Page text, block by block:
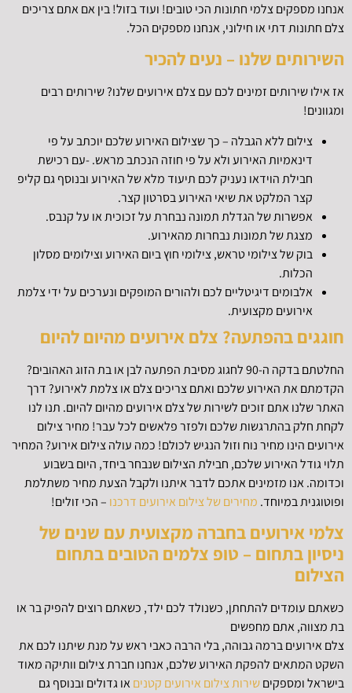
אנחנו מספקים צלמי חתונות הכי טובים! ועוד בזול! בין אם אתם צריכים
צלם חתונות דתי או חילוני, אנחנו מספקים הכל.
השירותים שלנו – נעים להכיר
אז אילו שירותים זמינים לכם עם צלם אירועים שלנו? שירותים רבים
ומגוונים!
צילום ללא הגבלה – כך שצילום האירוע שלכם יוכתב על פי
דינאמיות האירוע ולא על פי חוזה הנכתב מראש. -עם רכישת
חבילת הוידאו נעניק לכם תיעוד מלא של האירוע ובנוסף גם קליפ
קצר המלקט את שיאי האירוע בסרטון קצר.
אפשרות של הגדלת תמונה נבחרת על זכוכית או על קנבס.
מצגת של תמונות נבחרות מהאירוע.
בוק של צילומי טראש, צילומי חוץ ביום האירוע וצילומים מסלון
הכלות.
אלבומים דיגיטליים לכם ולהורים המופקים ונערכים על ידי צלמת
אירועים מקצועית.
חוגגים בהפתעה? צלם אירועים מהיום להיום
החלטתם בדקה ה-90 לחגוג מסיבת הפתעה לבן או בת הזוג האהובים?
הקדמתם את האירוע שלכם ואתם צריכים צלם או צלמת לאירוע? דרך
האתר שלנו אתם זוכים לשירות של צלם אירועים מהיום להיום. תנו לנו
לקחת חלק בהתרגשות שלכם ולפזר פלאשים לכל עבר! מחיר צילום
אירועים הינו מחיר נוח וזול הנגיש לכולם! כמה עולה צילום אירוע? המחיר
תלוי גודל האירוע שלכם, חבילת הצילום שנבחר ביחד, היום בשבוע
וכדומה. אנו מזמינים אתכם לדבר איתנו ולקבל הצעת מחיר משתלמת
ופוטוגנית במיוחד. מחירים של צילום אירועים דרכנו – הכי זולים!
צלמי אירועים בחברה מקצועית עם שנים של
ניסיון בתחום – טופ צלמים הטובים בתחום
הצילום
כשאתם עומדים להתחתן, כשנולד לכם ילד, כשאתם רוצים להפיק בר או
בת מצווה, אתם מחפשים
צלם אירועים ברמה גבוהה, בלי הרבה כאבי ראש על מנת שיתנו לכם את
השקט המתאים להפקת האירוע שלכם, אנחנו חברת צילום וותיקה מאוד
בישראל ומספקיםשירות צילום אירועים קטניםאו גדולים ובנוסף גם